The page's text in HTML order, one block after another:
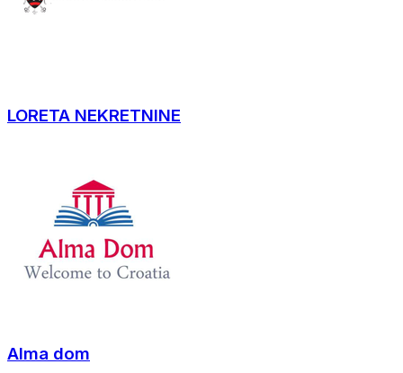
LORETA NEKRETNINE
Alma dom